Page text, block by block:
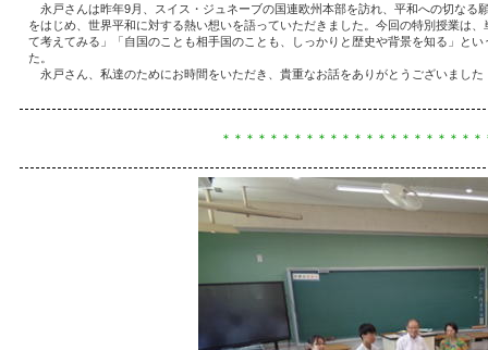
永戸さんは昨年9月、スイス・ジュネーブの国連欧州本部を訪れ、平和への切なる
をはじめ、世界平和に対する熱い想いを語っていただきました。今回の特別授業は
て考えてみる」「自国のことも相手国のことも、しっかりと歴史や背景を知る」と
た。
永戸さん、私達のためにお時間をいただき、貴重なお話をありがとうございました
＊＊＊＊＊＊＊＊＊＊＊＊＊＊＊＊＊＊＊＊＊